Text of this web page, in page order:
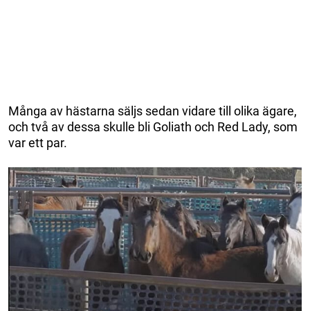
Många av hästarna säljs sedan vidare till olika ägare,
och två av dessa skulle bli Goliath och Red Lady, som
var ett par.